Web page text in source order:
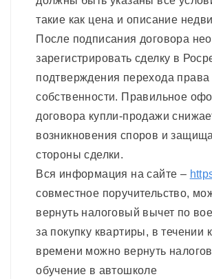
такие как цена и описание
После подписания договора
зарегистрировать сделку в
подтверждения перехода права
собственности. Правильное
договора купли-продажи
возникновения споров и
стороны сделки.
Вся информация на сайте –
совместное поручительство,
вернуть налоговый вычет по
за покупку квартиры, в течении
времени можно вернуть
обучение в автошколе